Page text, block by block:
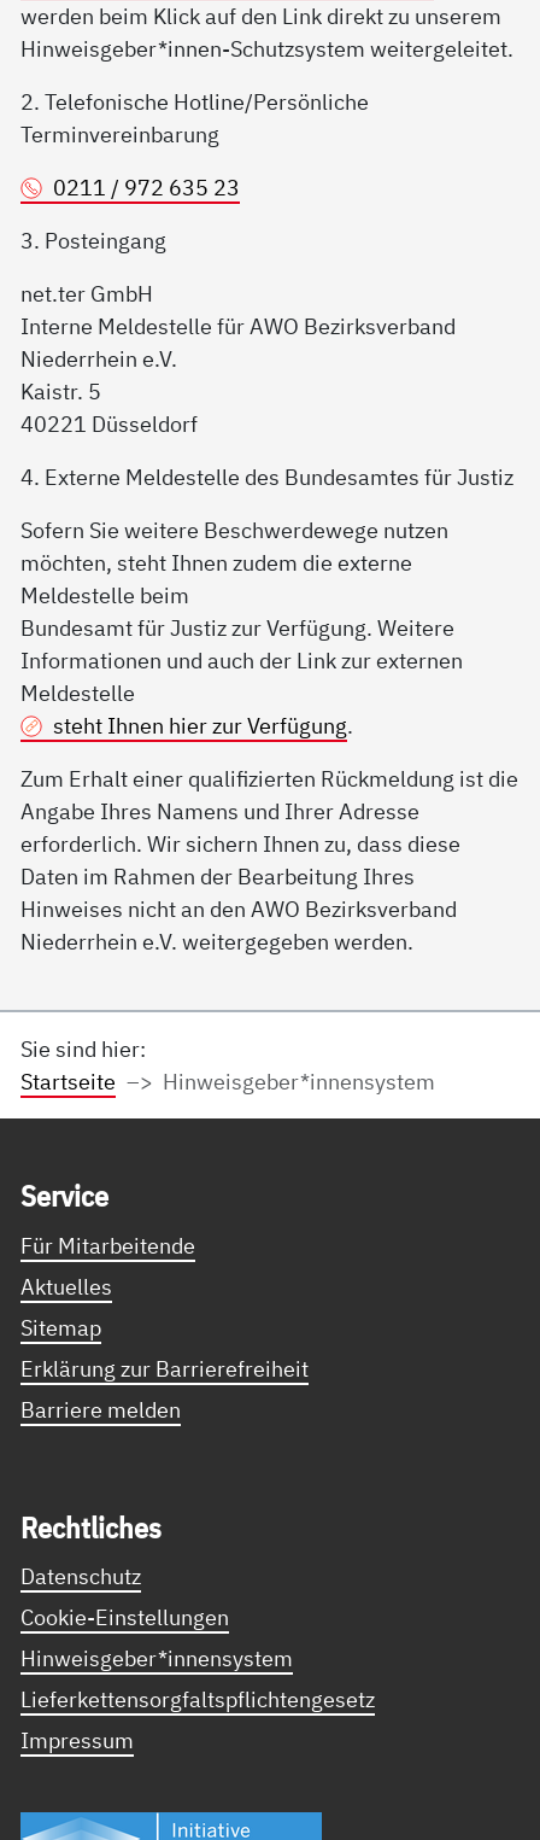
werden beim Klick auf den Link direkt zu unserem
Hinweisgeber*innen-Schutzsystem weitergeleitet.
2. Telefonische Hotline/Persönliche
Terminvereinbarung
0211 / 972 635 23
3. Posteingang
net.ter GmbH
Interne Meldestelle für AWO Bezirksverband
Niederrhein e.V.
Kaistr. 5
40221 Düsseldorf
4. Externe Meldestelle des Bundesamtes für Justiz
Sofern Sie weitere Beschwerdewege nutzen
möchten, steht Ihnen zudem die externe
Meldestelle beim
Bundesamt für Justiz zur Verfügung. Weitere
Informationen und auch der Link zur externen
Meldestelle
steht Ihnen hier zur Verfügung.
Zum Erhalt einer qualifizierten Rückmeldung ist die
Angabe Ihres Namens und Ihrer Adresse
erforderlich. Wir sichern Ihnen zu, dass diese
Daten im Rahmen der Bearbeitung Ihres
Hinweises nicht an den AWO Bezirksverband
Niederrhein e.V. weitergegeben werden.
Sie sind hier:
Startseite
Hinweisgeber*innensystem
Ser­vice
Für Mitarbeitende
Aktuelles
Sitemap
Erklärung zur Barrierefreiheit
Barriere melden
Recht­li­ches
Datenschutz
Cookie-Einstellungen
Hinweisgeber*innensystem
Lieferkettensorgfaltspflichtengesetz
Impressum